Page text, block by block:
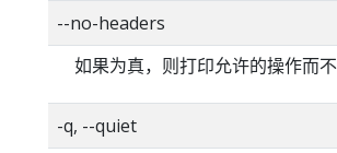
--no-headers
如果为真，则打印允许的操作而不
-q, --quiet